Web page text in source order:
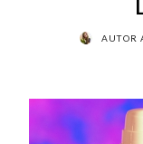
AUTOR